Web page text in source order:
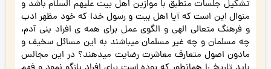
تشکیل جلسات منطبق با موازین اهل بیت علیهم السلام باشد و
منوال این است که آیا اهل بیت و رسول خدا که خود مظهر ادب
و فرهنگ متعالی الهی و الگوی عمل برای همه ی افراد بنی آدم،
چه مسلمان و چه غیر مسلمان میباشند به این مسائل سخیف و
مادون اصول متعارف معاشرت رضایت میدهند؟ در این مجالس